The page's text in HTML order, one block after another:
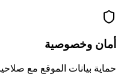
أمان وخصوصية
حماية بيانات الموقع مع